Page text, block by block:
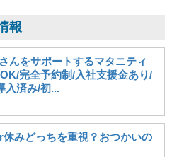
報
んをサポートするマタニティ
完全予約制/入社支援金あり/
入済み/初...
休みどっちを重視？おつかいの